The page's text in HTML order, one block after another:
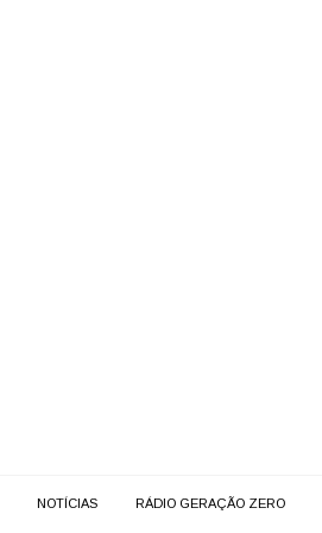
NOTÍCIAS RÁDIO GERAÇÃO ZERO